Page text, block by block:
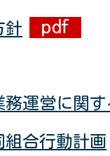
針
務運営に関
組合行動計画